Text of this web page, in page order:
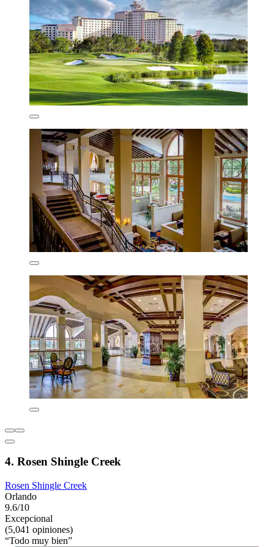
4. Rosen Shingle Creek
Rosen Shingle Creek
Orlando
9.6/10
Excepcional
(5,041 opiniones)
“Todo muy bien”